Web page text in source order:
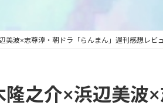
美波×志尊淳・朝ドラ「らんまん」週刊感想レビ
隆之介×浜辺美波